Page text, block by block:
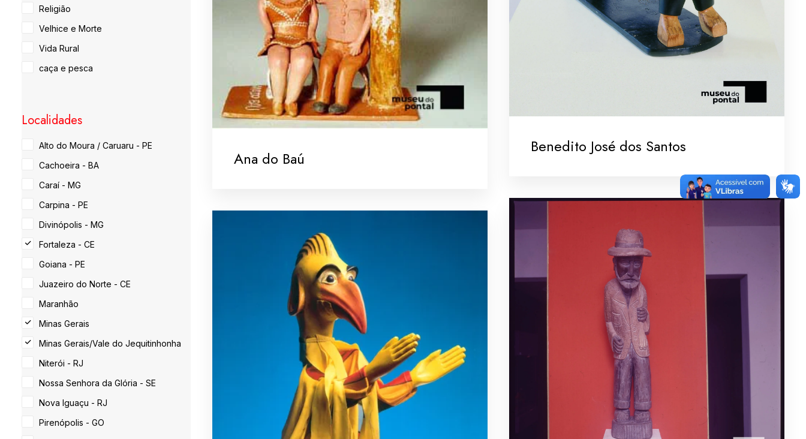
Religião
Velhice e Morte
Vida Rural
caça e pesca
Localidades
Alto do Moura / Caruaru - PE
Cachoeira - BA
Caraí - MG
Carpina - PE
Divinópolis - MG
Fortaleza - CE
Goiana - PE
Juazeiro do Norte - CE
Maranhão
Minas Gerais
Minas Gerais/Vale do Jequitinhonha
Niterói - RJ
Nossa Senhora da Glória - SE
Nova Iguaçu - RJ
Pirenópolis - GO
Ana do Baú
Benedito José dos Santos